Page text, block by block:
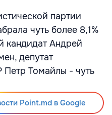
партии
чуть более 8,1%
кандидат Андрей
депутат
Томайлы - чуть
Point.md в Google